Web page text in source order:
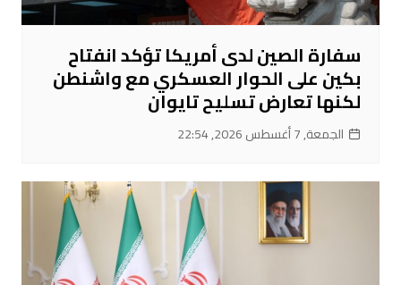
سفارة الصين لدى أمريكا تؤكد انفتاح
بكين على الحوار العسكري مع واشنطن
لكنها تعارض تسليح تايوان
الجمعة, 7 أغسطس 2026, 22:54